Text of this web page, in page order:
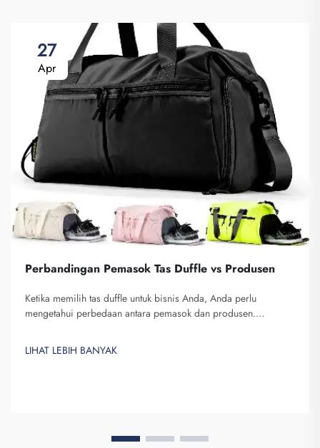
27
Apr
Perbandingan Pemasok Tas Duffle vs Produsen
Ketika memilih tas duffle untuk bisnis Anda, Anda perlu
mengetahui perbedaan antara pemasok dan produsen.
merupakan pilihan yang baik bagi bisnis yang menginginkan
LIHAT LEBIH BANYAK